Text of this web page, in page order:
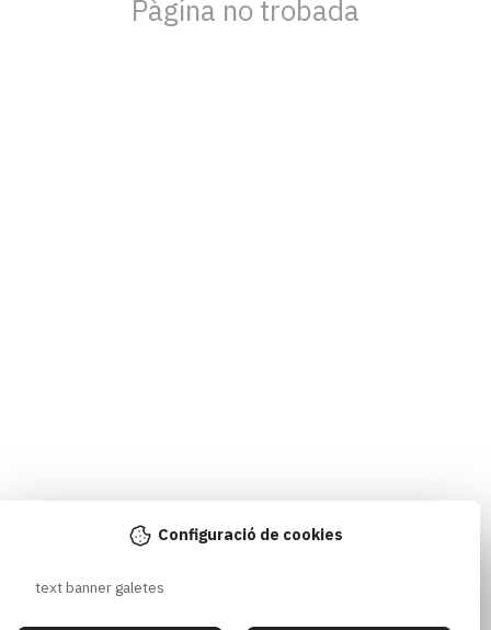
Configuració de cookies
text banner galetes
Pàgina no trobada